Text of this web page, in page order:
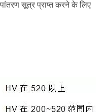
सूत्र प्राप्त करने के लिए